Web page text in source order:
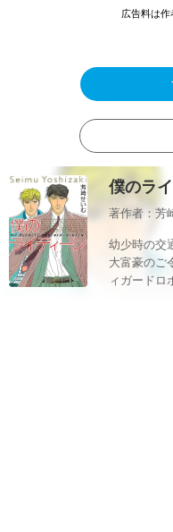
広告料は
僕のラ
著作者：芳
幼少時の交
大富豪のご
ィガードロ